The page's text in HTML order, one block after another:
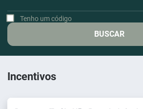
Tenho um código
BUSCAR
Incentivos